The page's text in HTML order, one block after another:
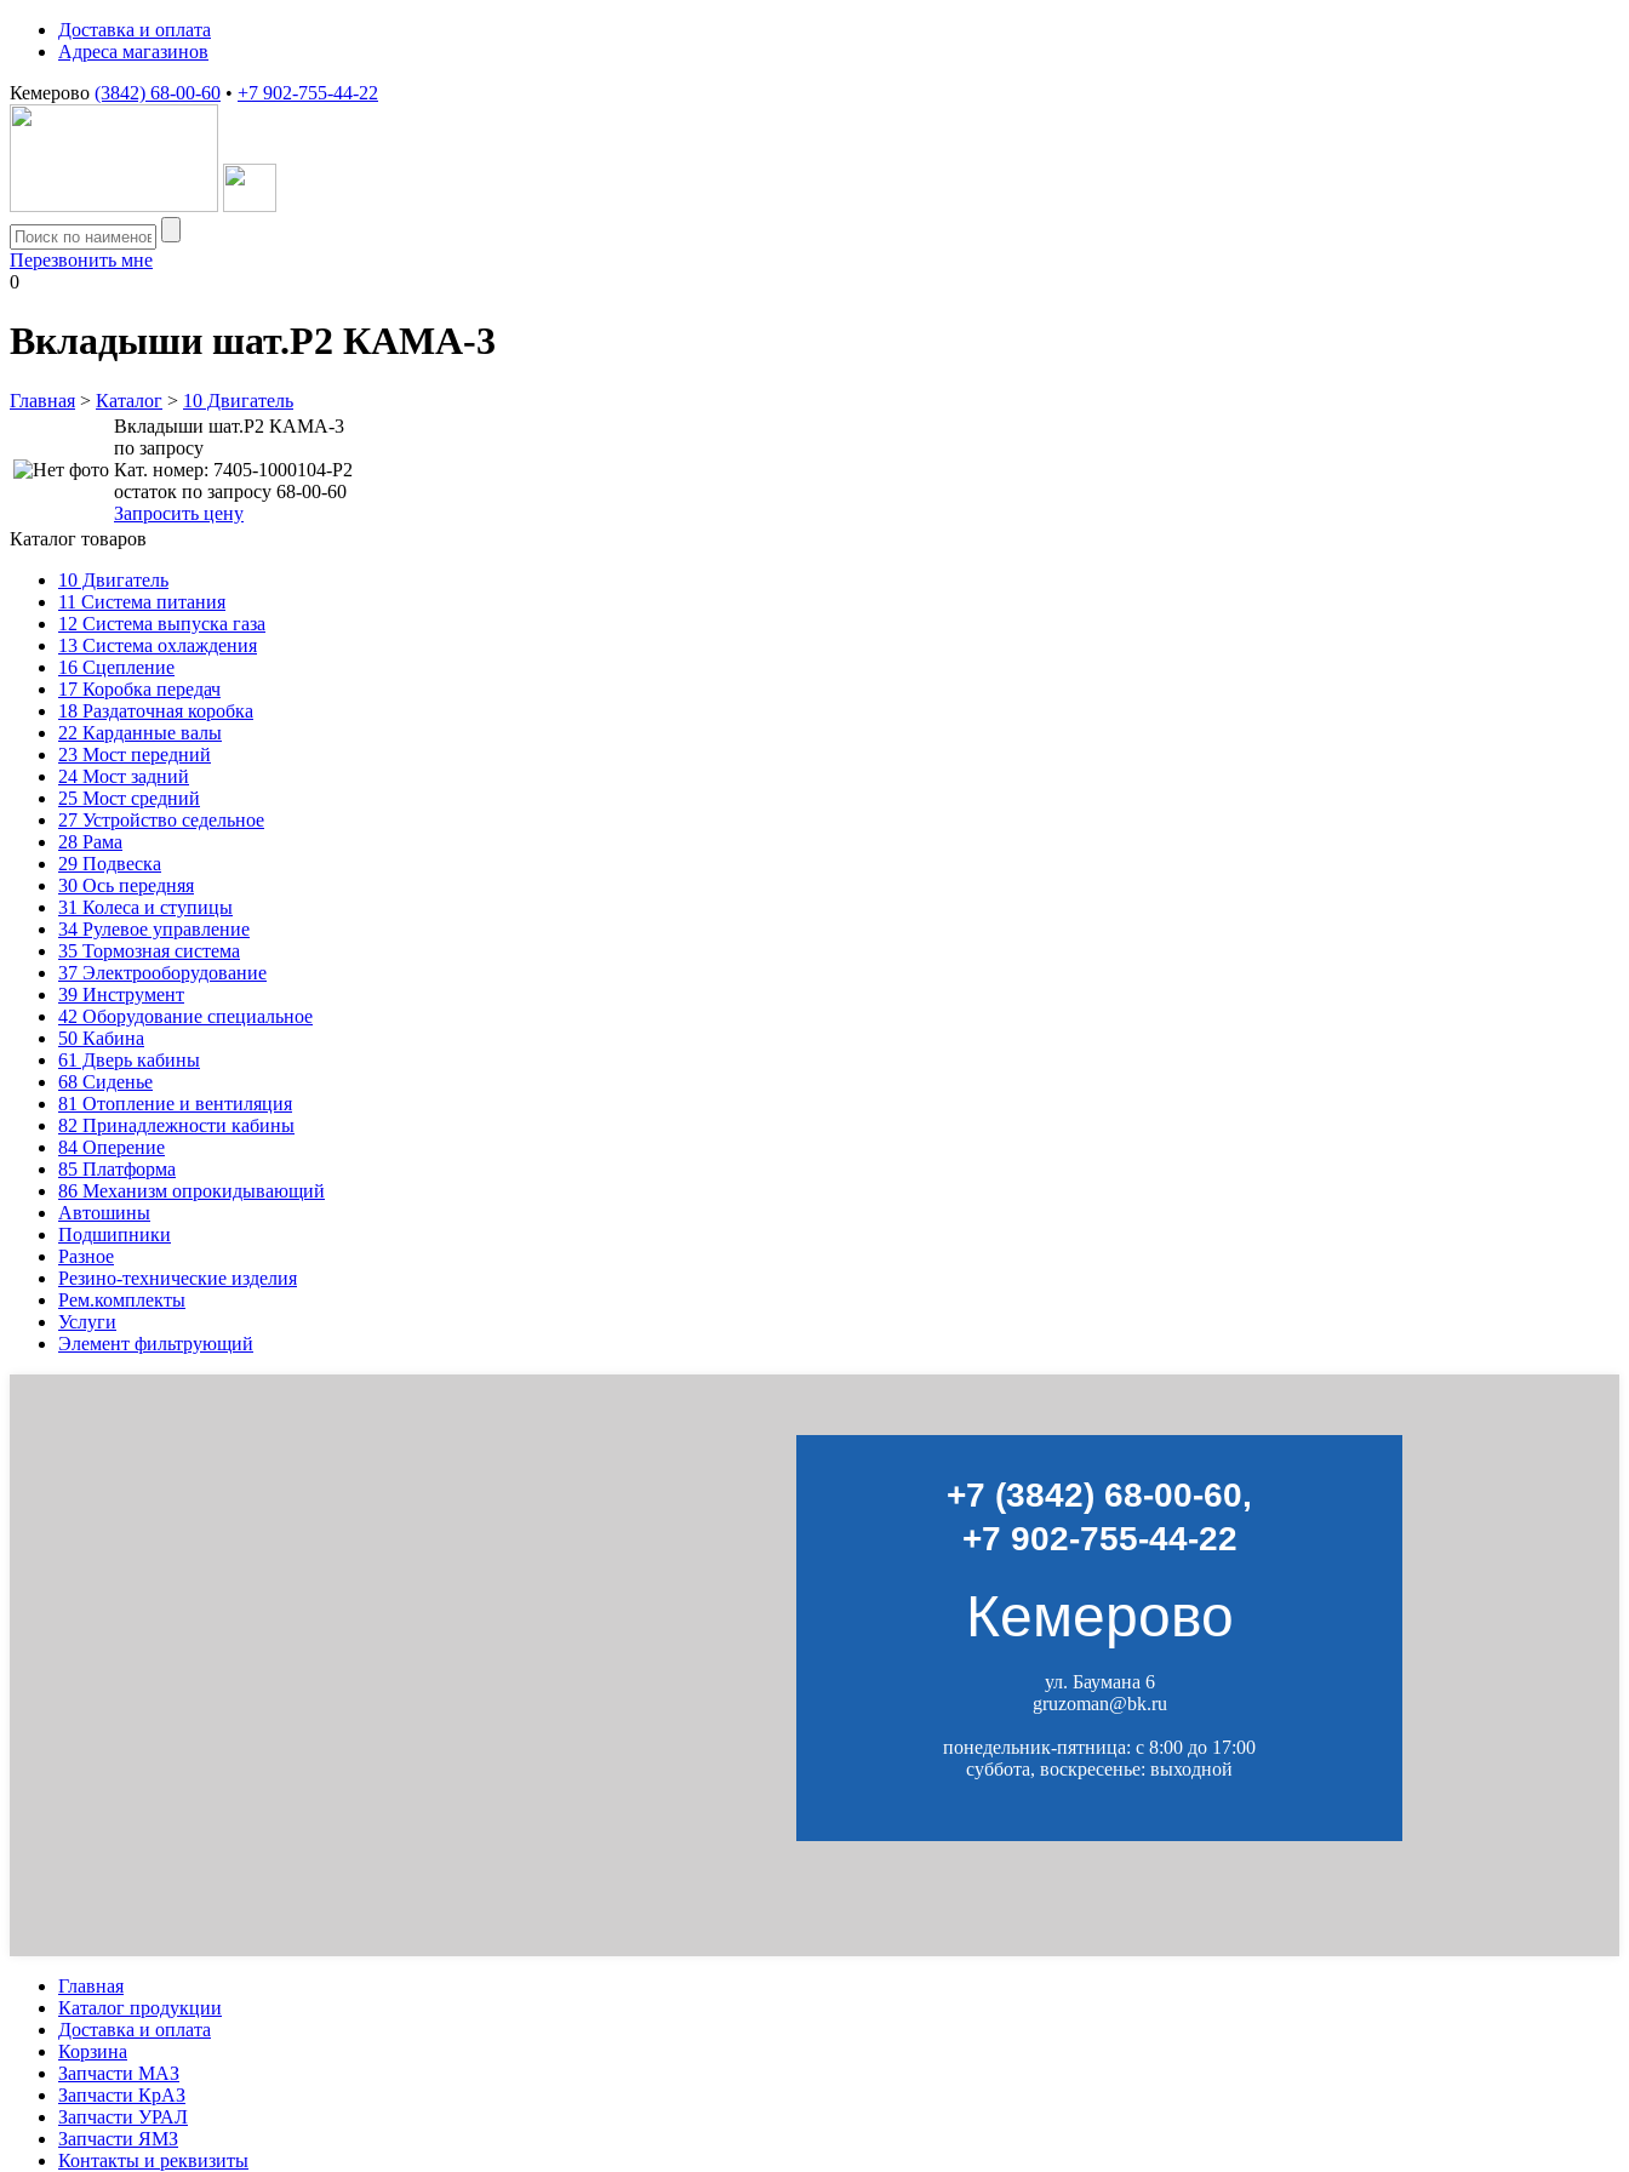
Доставка и оплата
Адреса магазинов
Кемерово (3842) 68-00-60 • +7 902-755-44-22
Перезвонить мне
0
Вкладыши шат.Р2 КАМА-3
Главная > Каталог > 10 Двигатель
Вкладыши шат.Р2 КАМА-3
по запросу
Кат. номер: 7405-1000104-Р2
остаток по запросу 68-00-60
Запросить цену
Каталог товаров
10 Двигатель
11 Система питания
12 Система выпуска газа
13 Система охлаждения
16 Сцепление
17 Коробка передач
18 Раздаточная коробка
22 Карданные валы
23 Мост передний
24 Мост задний
25 Мост средний
27 Устройство седельное
28 Рама
29 Подвеска
30 Ось передняя
31 Колеса и ступицы
34 Рулевое управление
35 Тормозная система
37 Электрооборудование
39 Инструмент
42 Оборудование специальное
50 Кабина
61 Дверь кабины
68 Сиденье
81 Отопление и вентиляция
82 Принадлежности кабины
84 Оперение
85 Платформа
86 Механизм опрокидывающий
Автошины
Подшипники
Разное
Резино-технические изделия
Рем.комплекты
Услуги
Элемент фильтрующий
+7 (3842) 68-00-60,
+7 902-755-44-22
Кемерово
ул. Баумана 6
gruzoman@bk.ru
понедельник-пятница: c 8:00 до 17:00
суббота, воскресенье: выходной
Главная
Каталог продукции
Доставка и оплата
Корзина
Запчасти МАЗ
Запчасти КрАЗ
Запчасти УРАЛ
Запчасти ЯМЗ
Контакты и реквизиты